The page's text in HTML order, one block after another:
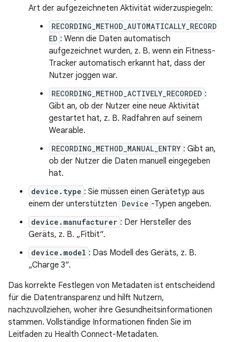
Art der aufgezeichneten Aktivität widerzuspiegeln:
RECORDING_METHOD_AUTOMATICALLY_RECORD
ED : Wenn die Daten automatisch
aufgezeichnet wurden, z. B. wenn ein Fitness-
Tracker automatisch erkannt hat, dass der
Nutzer joggen war.
RECORDING_METHOD_ACTIVELY_RECORDED :
Gibt an, ob der Nutzer eine neue Aktivität
gestartet hat, z. B. Radfahren auf seinem
Wearable.
RECORDING_METHOD_MANUAL_ENTRY : Gibt an,
ob der Nutzer die Daten manuell eingegeben
hat.
device.type : Sie müssen einen Gerätetyp aus
einem der unterstützten Device -Typen angeben.
device.manufacturer : Der Hersteller des
Geräts, z. B. „Fitbit“.
device.model : Das Modell des Geräts, z. B.
„Charge 3“.
Das korrekte Festlegen von Metadaten ist entscheidend
für die Datentransparenz und hilft Nutzern,
nachzuvollziehen, woher ihre Gesundheitsinformationen
stammen. Vollständige Informationen finden Sie im
Leitfaden zu Health Connect-Metadaten.